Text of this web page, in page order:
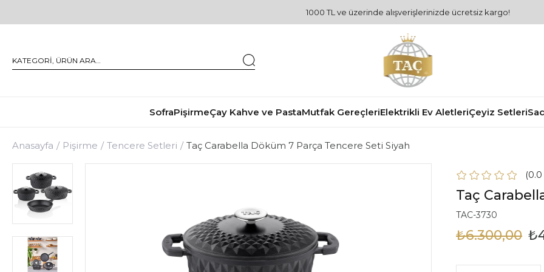
1000 TL ve üzerinde alışverişlerinizde ücretsiz kargo!
SofraPişirmeÇay Kahve ve PastaMutfak GereçleriElektrikli Ev AletleriÇeyiz Setleri
Anasayfa Pişirme Tencere Setleri Taç Carabella Döküm 7 Parça Tencere Seti Siyah
0.0
Taç
TAC-3730
₺6.300,00